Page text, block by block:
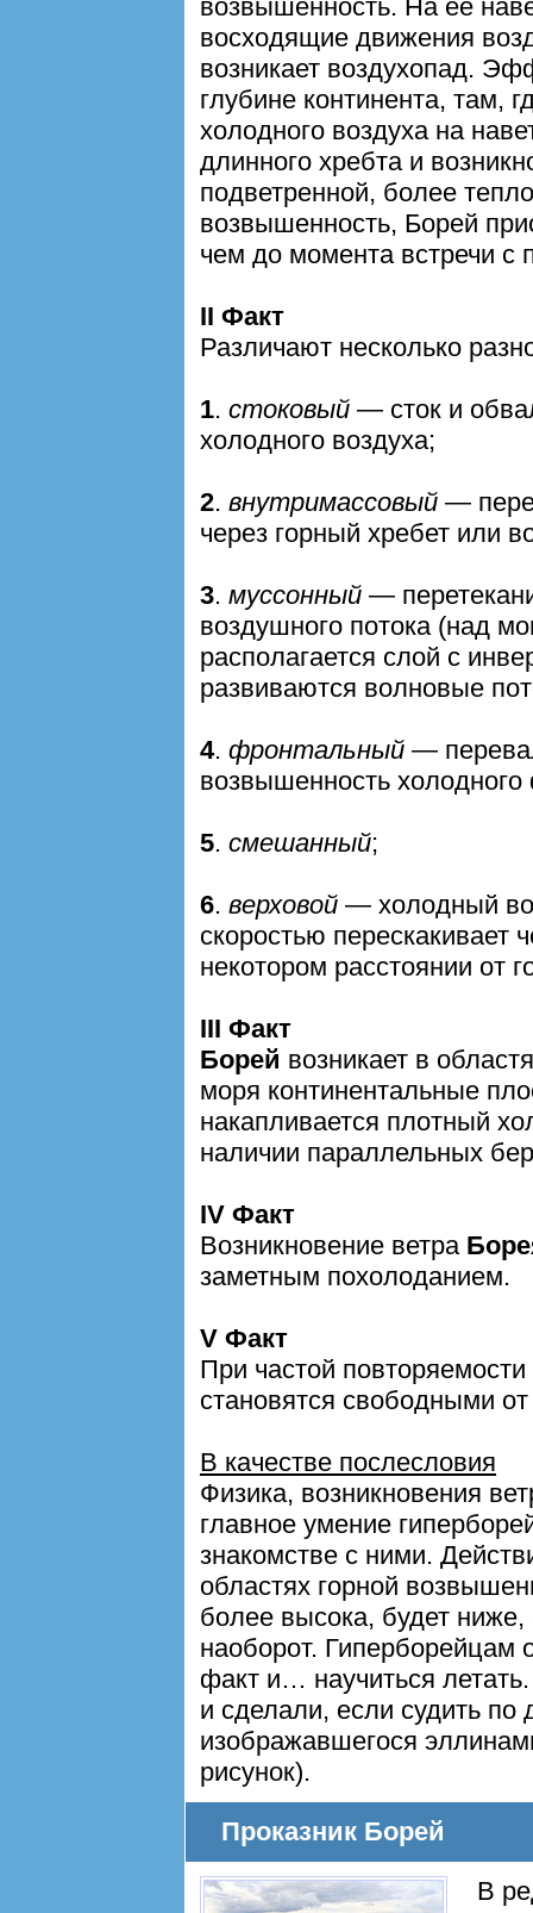
возвышенность. На её
восходящие движения
возникает воздухопад.
глубине континента, там,
холодного воздуха на
длинного хребта и
подветренной, более
возвышенность, Борей
чем до момента встречи с
II Факт
Различают несколько
1. стоковый — сток и
холодного воздуха;
2. внутримассовый —
через горный хребет или
3. муссонный —
воздушного потока (над
располагается слой с
развиваются волновые
4. фронтальный —
возвышенность
5. смешанный;
6. верховой — холодный
скоростью перескакивает
некотором расстоянии от
III Факт
Борей возникает в
моря континентальные
накапливается плотный
наличии параллельных
IV Факт
Возникновение ветра
заметным похолоданием.
V Факт
При частой
становятся свободными от
В качестве послесловия
Физика, возникновения
главное умение
знакомстве с ними.
областях горной
более высока, будет
наоборот. Гиперборейцам
факт и… научиться
и сделали, если судить
изображавшегося
рисунок).
Проказник Борей
В